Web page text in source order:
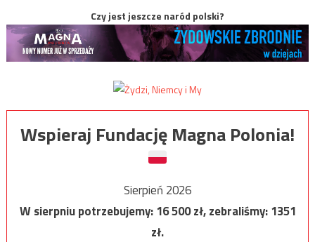
Czy jest jeszcze naród polski?
Wspieraj Fundację Magna Polonia!
Sierpień 2026
W sierpniu potrzebujemy:16 500zł, zebraliśmy:1351
zł.